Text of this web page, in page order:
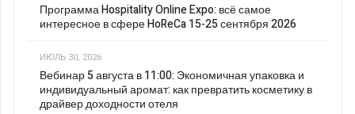
Программа Hospitality Online Expo: всё самое
интересное в сфере HoReCa 15-25 сентября 2026
ИЮЛЬ 30, 2026
Вебинар 5 августа в 11:00: Экономичная упаковка и
индивидуальный аромат: как превратить косметику в
драйвер доходности отеля